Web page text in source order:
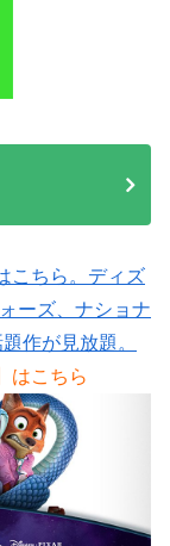
こちら。ディズ
ーズ、ナショナ
作が見放題。
はこちら